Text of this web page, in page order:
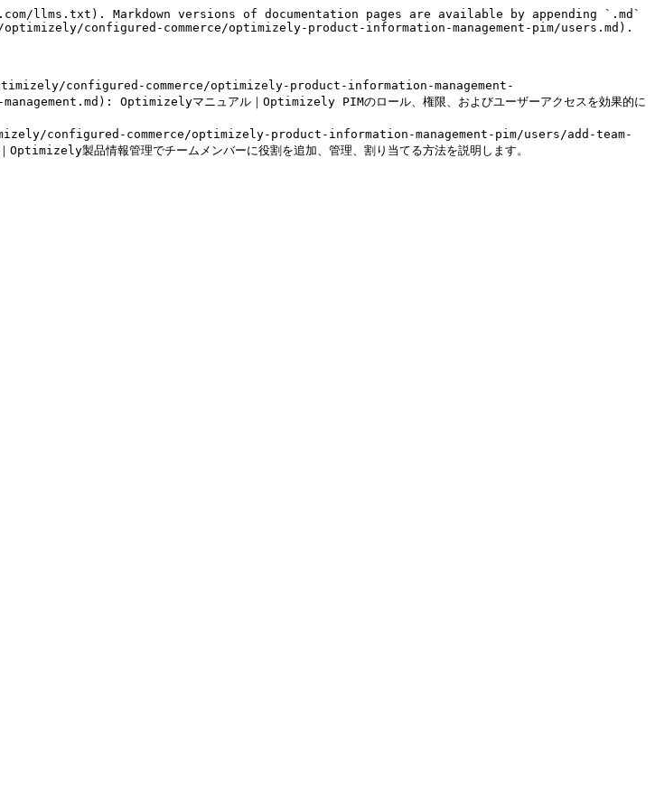
llms.txt). Markdown versions of documentation pages are available by appending `.md`
configured-commerce/optimizely-product-information-management-pim/users.md).
configured-commerce/optimizely-product-information-management-
Optimizelyマニュアル｜Optimizely PIMのロール、権限、およびユーザーアクセスを効果的に
configured-commerce/optimizely-product-information-management-pim/users/add-team-